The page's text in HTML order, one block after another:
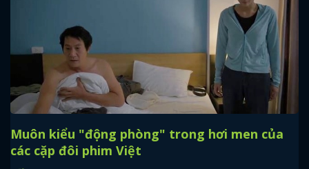
Muôn kiểu "động phòng" trong hơi men của
các cặp đôi phim Việt